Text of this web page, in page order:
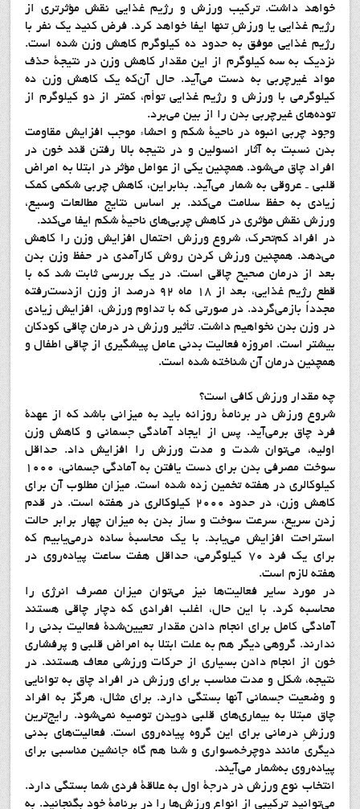
خواهد داشت. تركيب ورزش و رژيم غذايي نقش مؤثرتري از
رژيم غذايي يا ورزشِ تنها ايفا خواهد كرد. فرض كنيد يك نفر با
رژيم غذايي موفق به حدود ده كيلوگرم كاهش وزن شده است.
نزديك به سه كيلوگرم از اين مقدار كاهش وزن در نتيجة حذف
مواد غيرچربي به دست مي‌آيد. حال آن‌كه يك كاهش وزن ده
كيلوگرمي با ورزش و رژيم غذايي توأم، كمتر از دو كيلوگرم از
توده‌هاي غيرچربي بدن را از بين مي‌برد.
وجود چربي انبوه در ناحية شكم و احشاء موجب افزايش مقاومت
بدن نسبت به آثار انسولين و در نتيجه بالا رفتن قند خون در
افراد چاق مي‌شود. همچنين يكي از عوامل مؤثر در ابتلا به امراض
قلبي ـ عروقي به شمار مي‌آيد. بنابراين، كاهش چربي شكمي كمك
زيادي به حفظ سلامت مي‌كند. بر اساس نتايج مطالعات وسيع،
ورزش نقش مؤثري در كاهش چربي‌هاي ناحية شكم ايفا مي‌كند.
در افراد كم‌تحرك، شروع ورزش احتمال افزايش وزن را كاهش
مي‌دهد. همچنين ورزش كردن روش كارآمدي در حفظ وزن بدن
بعد از درمان صحيح چاقي است. در يك بررسي ثابت شد كه با
قطع رژيم غذايي، بعد از 18 ماه 92 درصد از وزن ازدست‌رفته
مجدداً بازمي‌گردد. در صورتي كه با تداوم ورزش، افزايش زيادي
در وزن بدن نخواهيم داشت. تأثير ورزش در درمان چاقي كودكان
بيشتر است. امروزه فعاليت بدني عامل پيشگيري از چاقي اطفال و
همچنين درمان آن شناخته شده است.
چه مقدار ورزش كافي است؟
شروع ورزش در برنامة روزانه بايد به ميزاني باشد كه از عهدة
فرد چاق برمي‌آيد. پس از ايجاد آمادگي جسماني و كاهش وزن
اوليه، مي‌توان شدت و مدت ورزش را افزايش داد. حداقل
سوخت مصرفي بدن براي دست يافتن به آمادگي جسماني، 1000
كيلوكالري در هفته تخمين زده شده است. ميزان مطلوب آن براي
كاهش وزن، در حدود 2000 كيلوكالري در هفته است. در قدم
زدن سريع، سرعت سوخت و ساز بدن به ميزان چهار برابر حالت
استراحت افزايش مي‌يابد. با يك محاسبة ساده درمي‌يابيم كه
براي يك فرد 70 كيلوگرمي، حداقل هفت ساعت پياده‌روي در
هفته لازم است.
در مورد ساير فعاليت‌ها نيز مي‌توان ميزان مصرف انرژي را
محاسبه كرد. با اين حال، اغلب افرادي كه دچار چاقي هستند
آمادگي كامل براي انجام دادن مقدار تعيين‌شدة فعاليت بدني را
ندارند. گروهي ديگر هم به علت ابتلا به امراض قلبي و پرفشاري
خون از انجام دادن بسياري از حركات ورزشي معاف هستند. در
نتيجه، شكل و مدت مناسب براي ورزش در افراد چاق به توانايي
و وضعيت جسماني آنها بستگي دارد. براي مثال، هرگز به افراد
چاق مبتلا به بيماري‌هاي قلبي دويدن توصيه نمي‌شود. رايج‌ترين
ورزشِ درماني براي اين گروه پياده‌روي است. فعاليت‌هاي بدني
ديگري مانند دوچرخه‌سواري و شنا هم گاه جانشين مناسبي براي
پياده‌روي به‌شمار مي‌آيند.
انتخاب نوع ورزش در درجة اول به علاقة فردي شما بستگي دارد.
مي‌توانيد تركيبي از انواع ورزش‌ها را در برنامة خود بگنجانيد. به